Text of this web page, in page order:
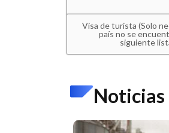
Visa de turista (Solo
país no se
siguiente